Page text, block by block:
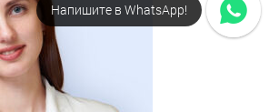
Напишите в WhatsApp!